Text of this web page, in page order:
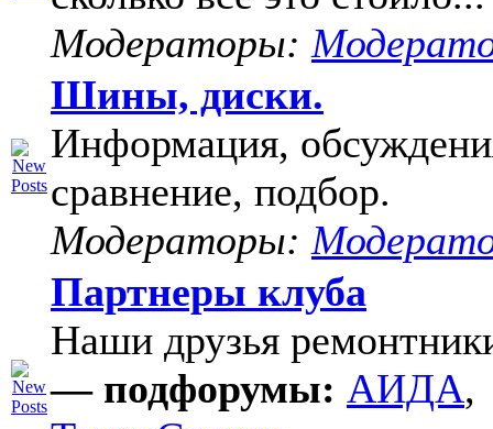
Модераторы:
Шины, диски.
Информация,
сравнение, подбор.
Модераторы:
Партнеры клуба
Наши друзья
— подфорумы: АИДА,